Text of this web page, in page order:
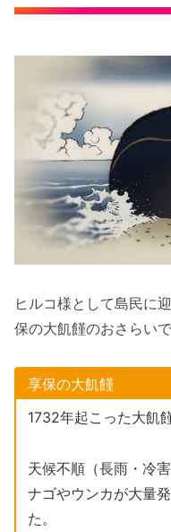
ヒルコ様として島民に
保の大飢饉のおさらいで
享保の大飢饉
1732年起こった大飢饉
天候不順（長雨・冷
ナゴやウンカが大量
た。